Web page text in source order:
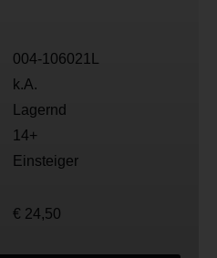
004-106021L
k.A.
Lagernd
14+
Einsteiger
€ 24,50